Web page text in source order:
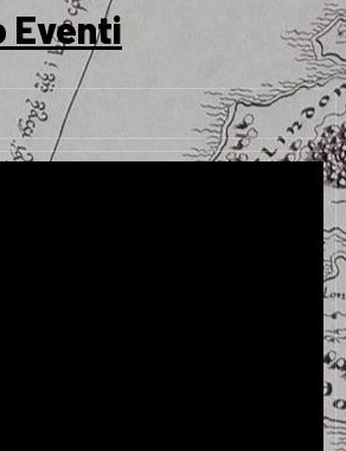
Eventi